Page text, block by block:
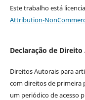
Este trabalho está
Attribution-
Declaração de
Direitos Autorais para
com direitos de primeira
um periódico de acesso